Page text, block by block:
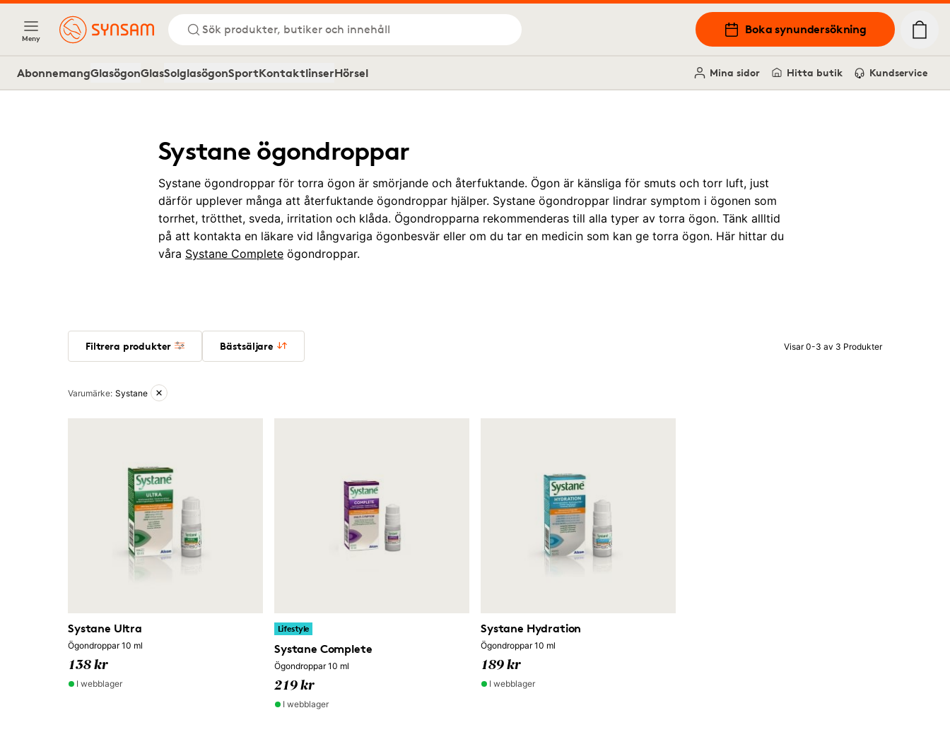
Meny
Sök produkter, butiker och innehåll Boka synundersökning
AbonnemangGlasögonGlasSolglasögonSportKontaktlinserHörsel Mina sidor Hitta butik Kundservice
Systane ögondroppar
Systane ögondroppar för torra ögon är smörjande och återfuktande. Ögon är känsliga för smuts och torr luft, just
därför upplever många att återfuktande ögondroppar hjälper. Systane ögondroppar lindrar symptom i ögonen som
torrhet, trötthet, sveda, irritation och klåda. Ögondropparna rekommenderas till alla typer av torra ögon. Tänk allltid
på att kontakta en läkare vid långvariga ögonbesvär eller om du tar en medicin som kan ge torra ögon. Här hittar du
våra Systane Complete ögondroppar.
Filtrera produkter Bästsäljare Visar 0-3 av 3 Produkter
Aktiva filter
Varumärke: Systane
Systane Ultra
Ögondroppar 10 ml
138 kr
I webblager
Lifestyle
Systane Complete
Ögondroppar 10 ml
219 kr
I webblager
Systane Hydration
Ögondroppar 10 ml
189 kr
I webblager